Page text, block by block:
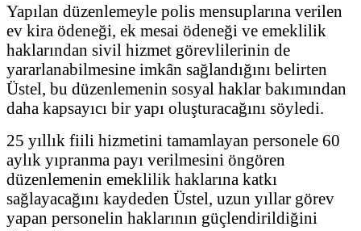
Yapılan düzenlemeyle polis mensuplarına verilen
ev kira ödeneği, ek mesai ödeneği ve emeklilik
haklarından sivil hizmet görevlilerinin de
yararlanabilmesine imkân sağlandığını belirten
Üstel, bu düzenlemenin sosyal haklar bakımından
daha kapsayıcı bir yapı oluşturacağını söyledi.
25 yıllık fiili hizmetini tamamlayan personele 60
aylık yıpranma payı verilmesini öngören
düzenlemenin emeklilik haklarına katkı
sağlayacağını kaydeden Üstel, uzun yıllar görev
yapan personelin haklarının güçlendirildiğini